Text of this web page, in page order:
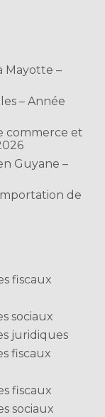
Mayotte –
– Année
commerce et
Guyane –
de
fiscaux
sociaux
juridiques
fiscaux
fiscaux
sociaux